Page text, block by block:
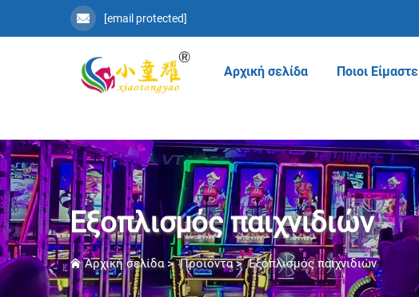
[email protected]
Αρχική σελίδα Ποιοι Είμαστε
Εξοπλισμός παιχνιδιών
Αρχική σελίδα>Προϊόντα>Εξοπλισμός παιχνιδιών